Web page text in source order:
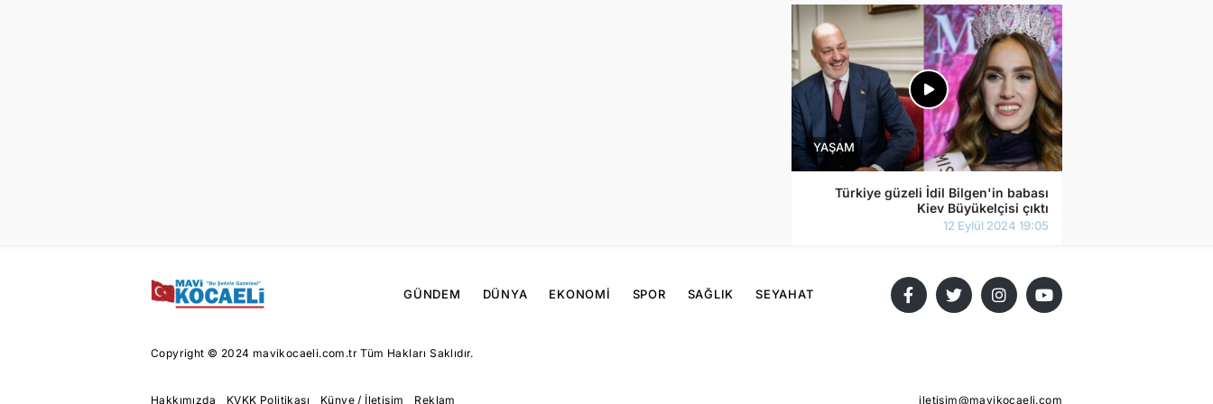
Türkiye güzeli İdil Bilgen'in babası
Kiev Büyükelçisi çıktı
GÜNDEM DÜNYA EKONOMI SPOR SAĞLIK SEYAHAT
Copyright © 2024 mavikocaeli.com.tr Tüm Hakları Saklıdır.
Hakkımızda KVKK Politikası Künye / İletişim Reklam iletisim@mavikocaeli.com